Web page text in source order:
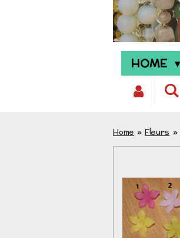
HOME
Home » Fleurs »